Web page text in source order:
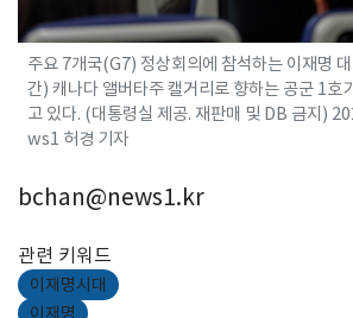
주요 7개국(G7) 정상회의에 참석하는 이재명
간) 캐나다 앨버타주 캘거리로 향하는 공군 1호
고 있다. (대통령실 제공. 재판매 및 DB 금지)
ws1 허경 기자
bchan@news1.kr
관련 키워드
이재명시대
이재명